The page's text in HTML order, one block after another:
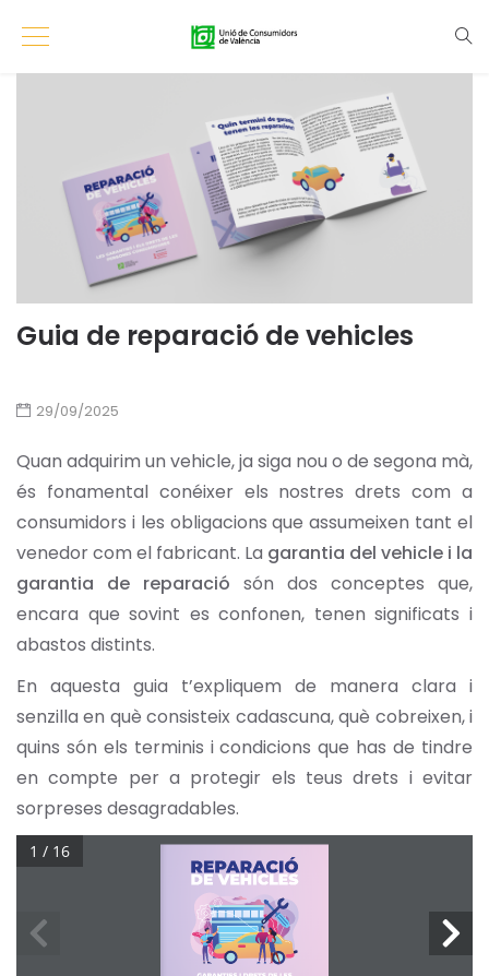
Guia de reparació de vehicles
29/09/2025
Quan adquirim un vehicle, ja siga nou o de segona mà,
és fonamental conéixer els nostres drets com a
consumidors i les obligacions que assumeixen tant el
venedor com el fabricant. La garantia del vehicle i la
garantia de reparació són dos conceptes que,
encara que sovint es confonen, tenen significats i
abastos distints.
En aquesta guia t’expliquem de manera clara i
senzilla en què consisteix cadascuna, què cobreixen, i
quins són els terminis i condicions que has de tindre
en compte per a protegir els teus drets i evitar
sorpreses desagradables.
REPARACIÓ
DE VEHICLES
GARANTIES I DRETS DE LES
1 / 16